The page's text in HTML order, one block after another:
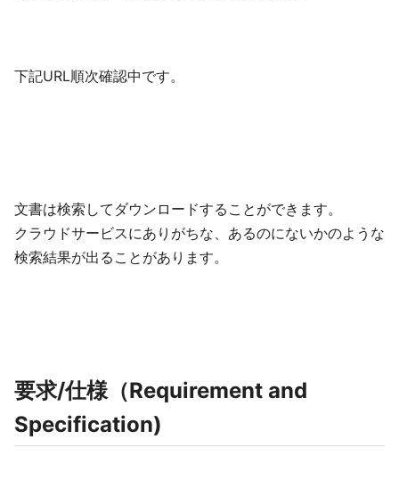
下記URL順次確認中です。
文書は検索してダウンロードすることができます。
クラウドサービスにありがちな、あるのにないかのような
検索結果が出ることがあります。
要求/仕様（Requirement and
Specification)